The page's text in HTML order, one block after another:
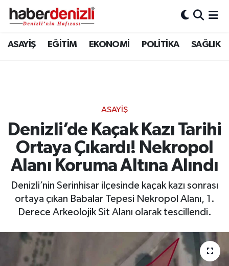
ASAYİŞ EĞİTİM EKONOMİ POLİTİKA SAĞLIK
ASAYİŞ
Denizli’de Kaçak Kazı Tarihi
Ortaya Çıkardı! Nekropol
Alanı Koruma Altına Alındı
Denizli’nin Serinhisar ilçesinde kaçak kazı sonrası
ortaya çıkan Babalar Tepesi Nekropol Alanı, 1.
Derece Arkeolojik Sit Alanı olarak tescillendi.
Denizli Nöbetçi Eczaneler
Tüm Manşetler
Son Dakika Haberleri
Haber Arşivi